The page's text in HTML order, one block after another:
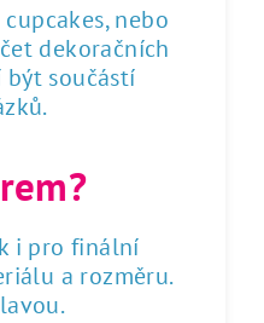
nebo
dekoračních
součástí
i pro finální
a rozměru.